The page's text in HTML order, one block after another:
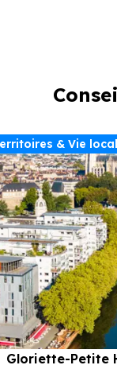
& Vie
Gloriette-Petite